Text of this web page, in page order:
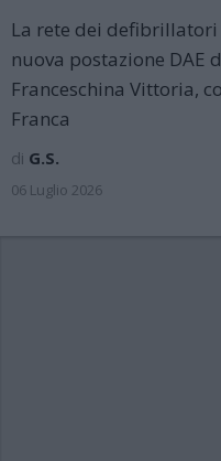
La rete dei
nuova postazione DAE
Franceschina Vittoria,
Franca
di G.S.
06 Luglio 2026